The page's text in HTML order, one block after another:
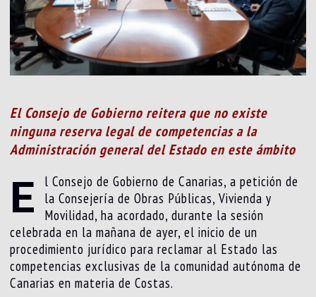
El Consejo de Gobierno reitera que no existe
ninguna reserva legal de competencias a la
Administración general del Estado en este ámbito
E
l Consejo de Gobierno de Canarias, a petición de
la Consejería de Obras Públicas, Vivienda y
Movilidad, ha acordado, durante la sesión
celebrada en la mañana de ayer, el inicio de un
procedimiento jurídico para reclamar al Estado las
competencias exclusivas de la comunidad autónoma de
Canarias en materia de Costas.